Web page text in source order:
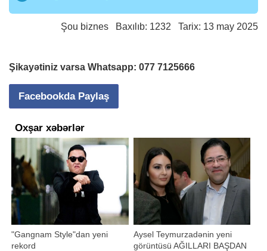
Şou biznes Baxılıb: 1232 Tarix: 13 may 2025
Şikayətiniz varsa Whatsapp: 077 7125666
Facebookda Paylaş
Oxşar xəbərlər
"Gangnam Style"dan yeni
rekord
Aysel Teymurzadənin yeni
görüntüsü AĞILLARI BAŞDAN